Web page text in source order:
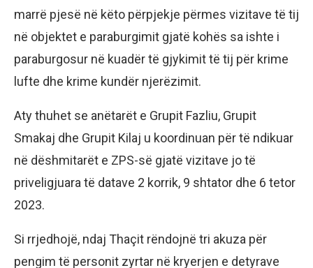
marrë pjesë në këto përpjekje përmes vizitave të tij
në objektet e paraburgimit gjatë kohës sa ishte i
paraburgosur në kuadër të gjykimit të tij për krime
lufte dhe krime kundër njerëzimit.
Aty thuhet se anëtarët e Grupit Fazliu, Grupit
Smakaj dhe Grupit Kilaj u koordinuan për të ndikuar
në dëshmitarët e ZPS-së gjatë vizitave jo të
priveligjuara të datave 2 korrik, 9 shtator dhe 6 tetor
2023.
Si rrjedhojë, ndaj Thaçit rëndojnë tri akuza për
pengim të personit zyrtar në kryerjen e detyrave